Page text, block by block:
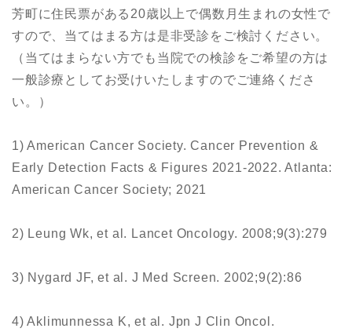
芳町に住民票がある20歳以上で偶数月生まれの女性で
すので、当てはまる方は是非受診をご検討ください。
（当てはまらない方でも当院での検診をご希望の方は
一般診療としてお受けいたしますのでご連絡くださ
い。）
1) American Cancer Society. Cancer Prevention &
Early Detection Facts & Figures 2021-2022. Atlanta:
American Cancer Society; 2021
2) Leung Wk, et al. Lancet Oncology. 2008;9(3):279
3) Nygard JF, et al. J Med Screen. 2002;9(2):86
4) Aklimunnessa K, et al. Jpn J Clin Oncol.